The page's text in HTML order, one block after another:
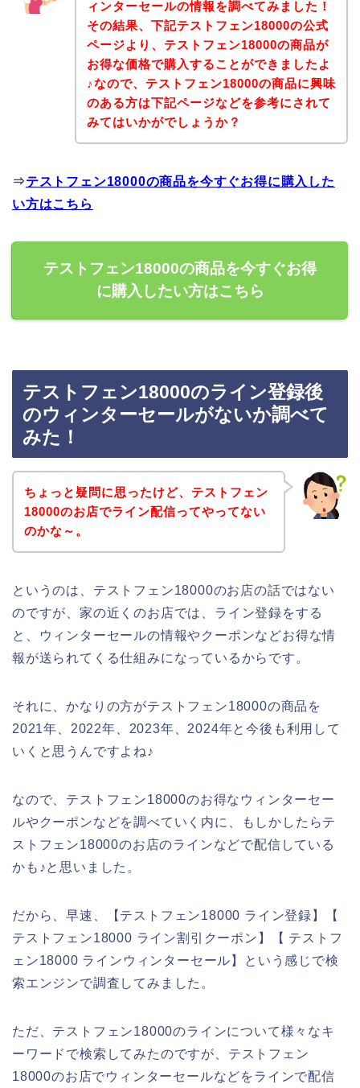
ィンターセールの情報を調べてみました！
その結果、下記テストフェン18000の公式
ページより、テストフェン18000の商品が
お得な価格で購入することができましたよ
♪なので、テストフェン18000の商品に興味
のある方は下記ページなどを参考にされて
みてはいかがでしょうか？
⇒テストフェン18000の商品を今すぐお得に購入した
い方はこちら
テストフェン18000の商品を今すぐお得
に購入したい方はこちら
テストフェン18000のライン登録後
のウィンターセールがないか調べて
みた！
ちょっと疑問に思ったけど、テストフェン
18000のお店でライン配信ってやってない
のかな～。
というのは、テストフェン18000のお店の話ではない
のですが、家の近くのお店では、ライン登録をする
と、ウィンターセールの情報やクーポンなどお得な情
報が送られてくる仕組みになっているからです。
それに、かなりの方がテストフェン18000の商品を
2021年、2022年、2023年、2024年と今後も利用して
いくと思うんですよね♪
なので、テストフェン18000のお得なウィンターセー
ルやクーポンなどを調べていく内に、もしかしたらテ
ストフェン18000のお店のラインなどで配信している
かも♪と思いました。
だから、早速、【テストフェン18000 ライン登録】【
テストフェン18000 ライン割引クーポン】【 テストフ
ェン18000 ラインウィンターセール】という感じで検
索エンジンで調査してみました。
ただ、テストフェン18000のラインについて様々なキ
ーワードで検索してみたのですが、テストフェン
18000のお店でウィンターセールなどをラインで配信